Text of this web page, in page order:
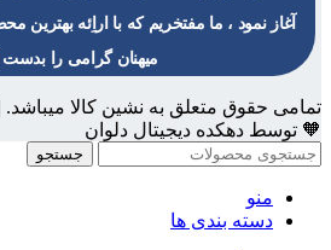
آغاز نمود ، ما مفتخریم که با اراِئه بهترین
میهنان گرامی را بدست
تمامی حقوق متعلق به نشین کالا
🧡 توسط دهکده دیجیتال دلوان
جستجو
منو
دسته بندی ها